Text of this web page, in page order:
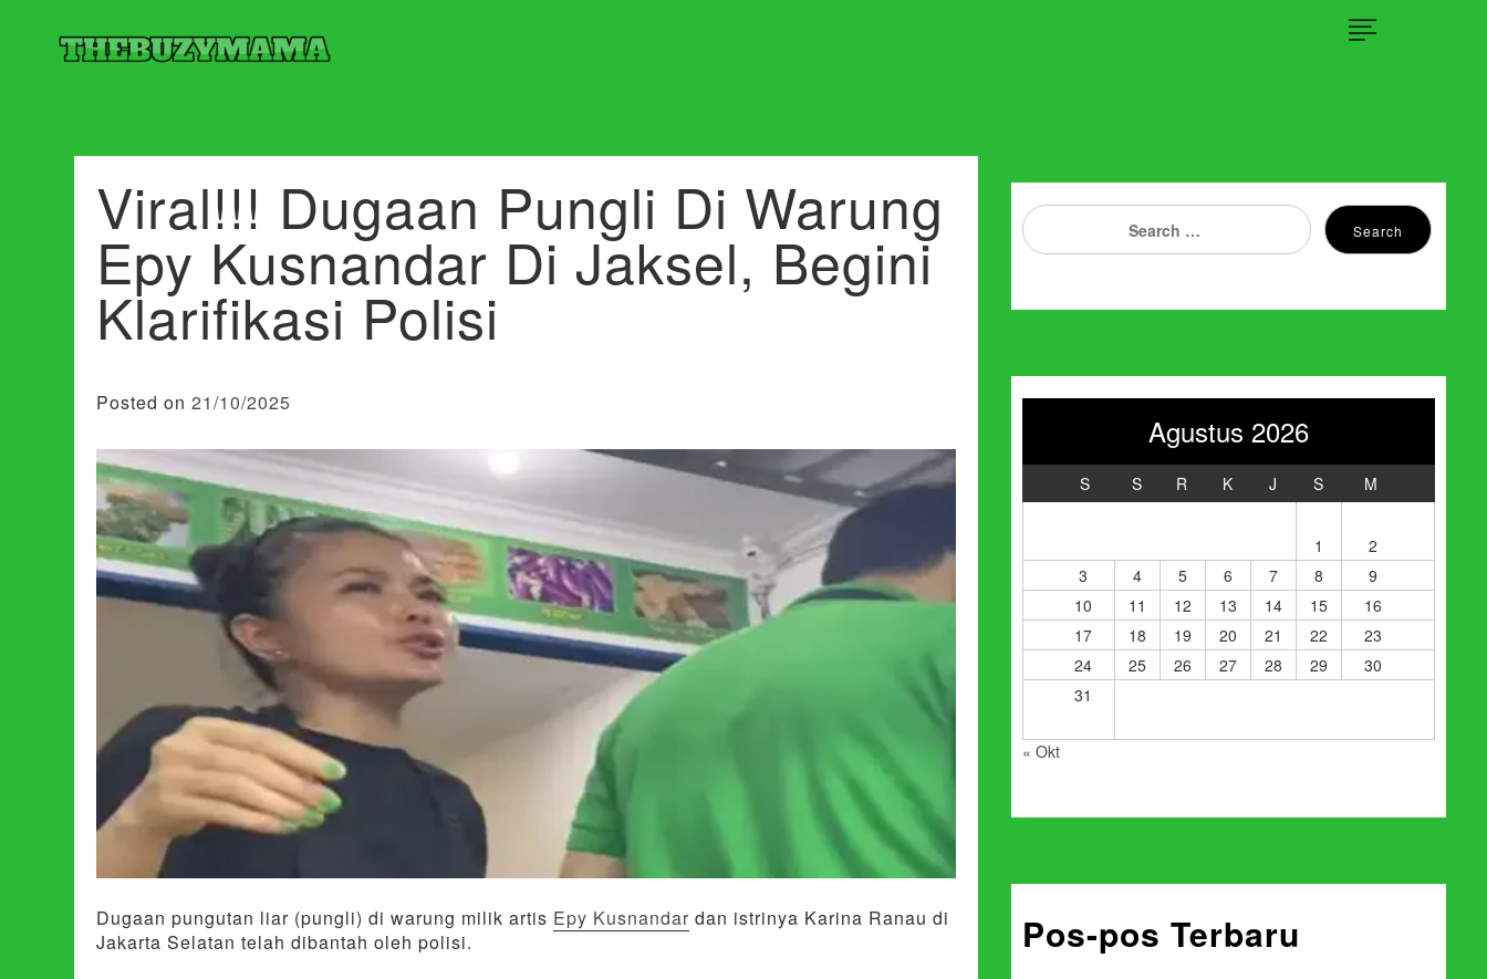
Viral!!! Dugaan Pungli Di Warung
Epy Kusnandar Di Jaksel, Begini
Klarifikasi Polisi
Posted on 21/10/2025
Dugaan pungutan liar (pungli) di warung milik artis Epy Kusnandar dan istrinya Karina Ranau di
Jakarta Selatan telah dibantah oleh polisi.
Search
for:
Search
Agustus 2026
S S R K J S M
1
2
3
4 5 6 7 8
9
10
11 12 13 14 15
16
17
18 19 20 21 22
23
24
25 26 27 28 29
30
31
« Okt
Pos-pos Terbaru